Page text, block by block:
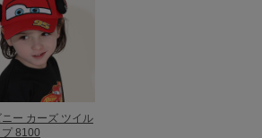
ー カーズ ツイル
8100